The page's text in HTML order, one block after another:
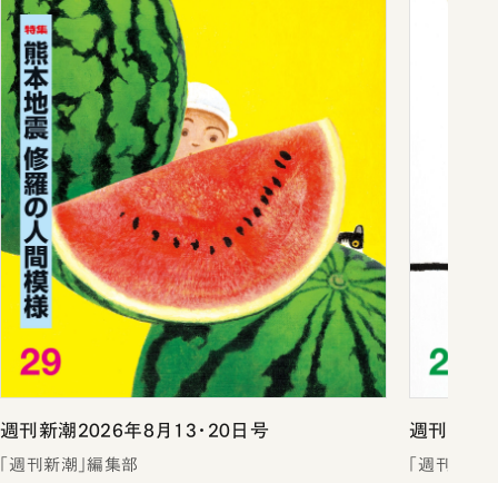
週刊新潮2026年8月13・20日号
「週刊新潮」編集部
週刊新潮
「週刊新潮